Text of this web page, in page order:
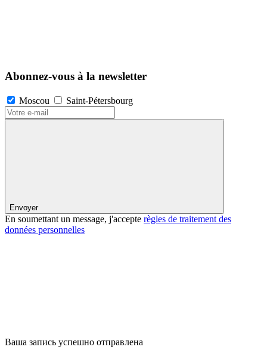
Abonnez-vous à la newsletter
Moscou Saint-Pétersbourg
Envoyer
En soumettant un message, j'accepte règles de traitement des
données personnelles
Ваша запись успешно отправлена